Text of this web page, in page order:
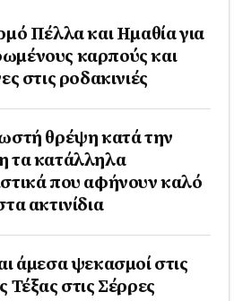
Πέλλα και Ημαθία για
καρπούς και
στις ροδακινιές
θρέψη κατά την
τα κατάλληλα
που αφήνουν καλό
ακτινίδια
άμεσα ψεκασμοί στις
Τέξας στις Σέρρες